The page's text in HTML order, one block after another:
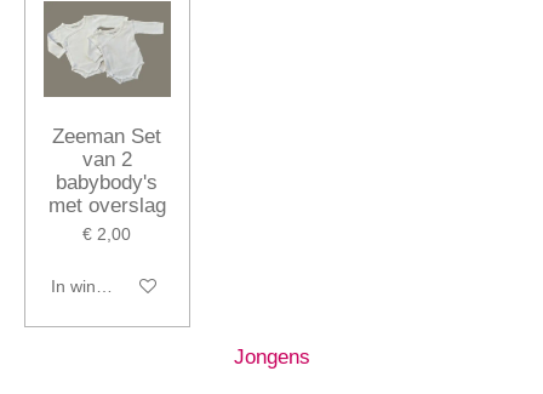
Zeeman Set
van 2
babybody's
met overslag
€ 2,00
In winkelwagen
Jongens